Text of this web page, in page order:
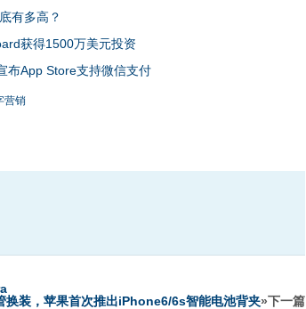
有多高？
获得1500万美元投资
布App Store支持微信支付
营销
换装，苹果首次推出iPhone6/6s智能电池背夹»下一篇